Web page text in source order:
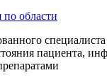
по области
пациента,